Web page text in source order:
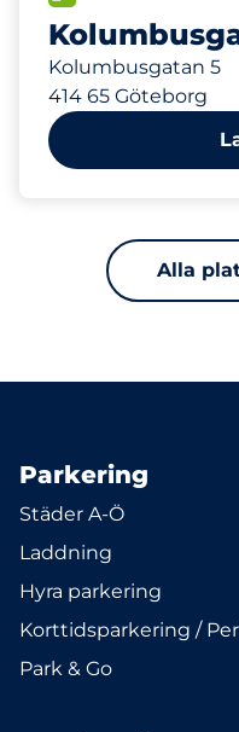
Kolumbusgatan 5
414 65 Göteborg
Alla
Parkering
Städer A-Ö
Laddning
Hyra parkering
Korttidsparkering /
Park & Go